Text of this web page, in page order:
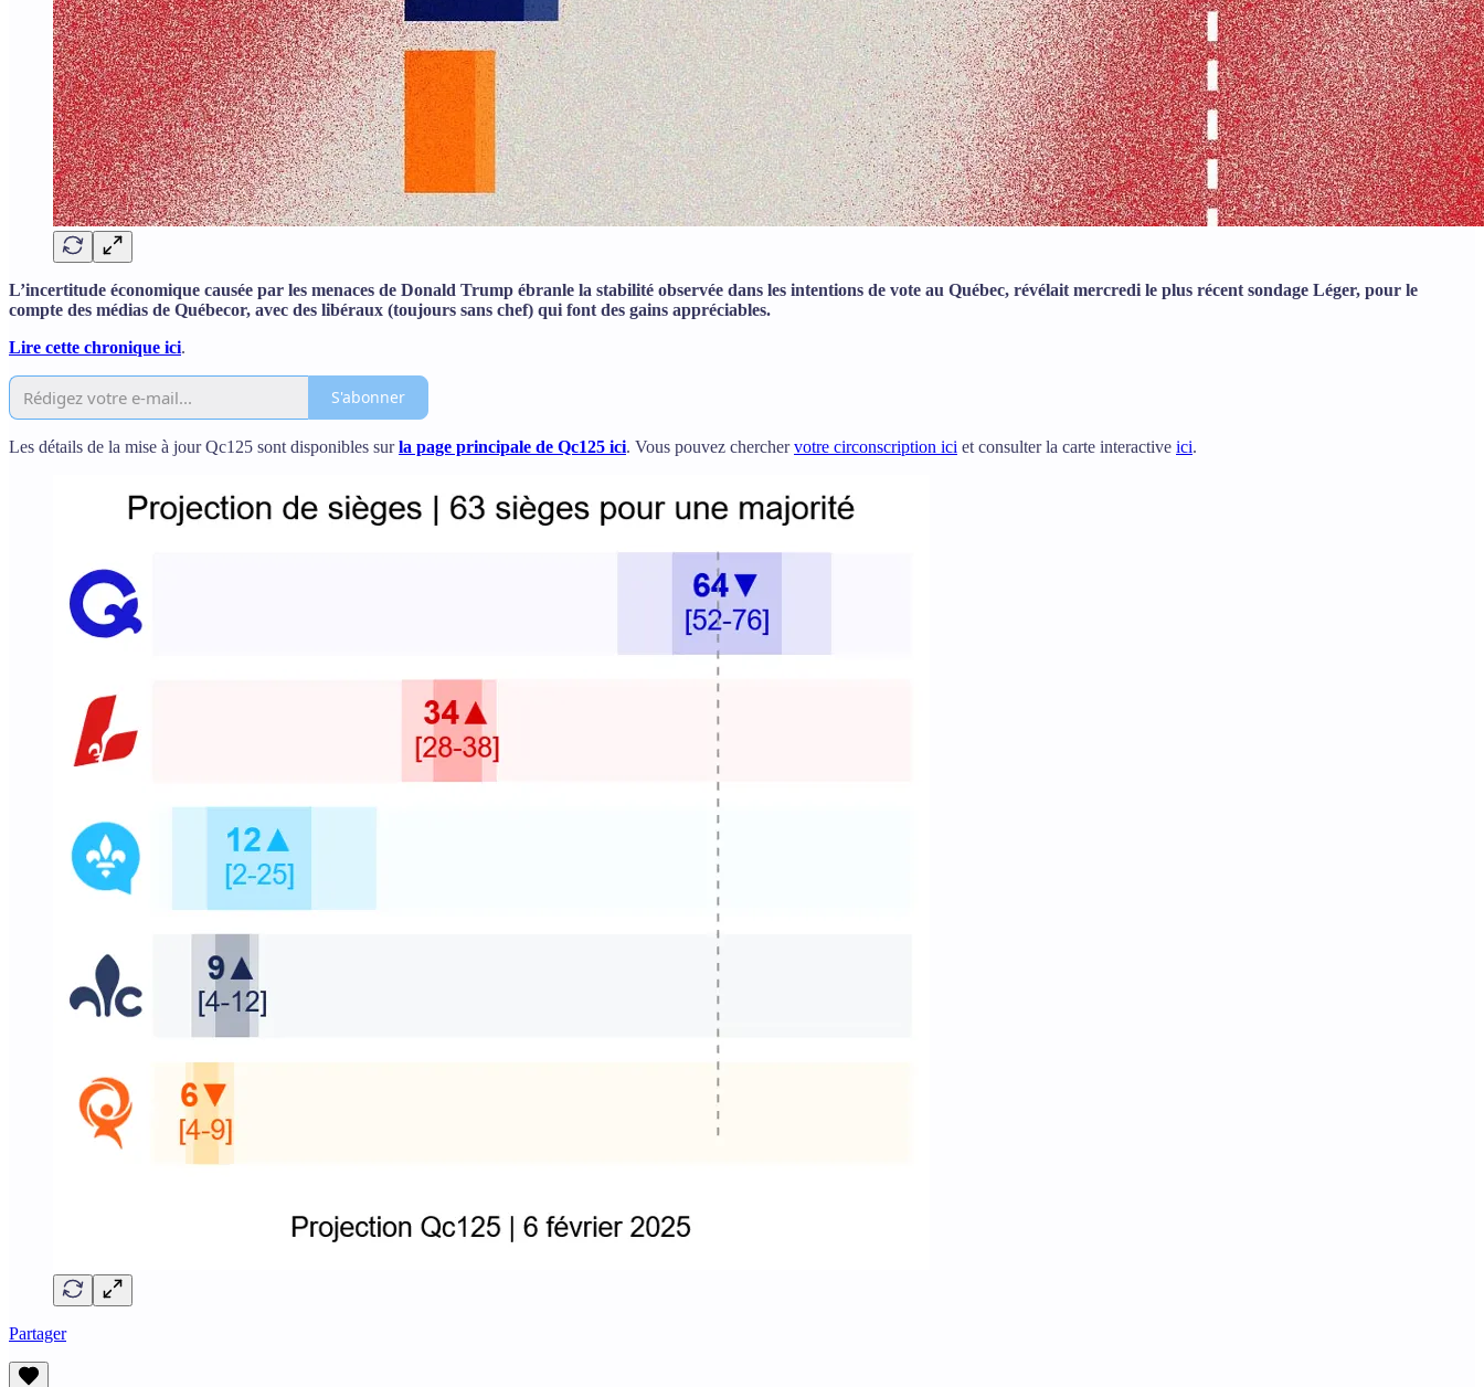
L’incertitude économique causée par les menaces de Donald Trump ébranle la stabilité observée dans les intentions de vote au Québec, révélait mercredi le plus récent sondage Léger, pour le
compte des médias de Québecor, avec des libéraux (toujours sans chef) qui font des gains appréciables.
Lire cette chronique ici.
S'abonner
Les détails de la mise à jour Qc125 sont disponibles surla page principale de Qc125 ici. Vous pouvez cherchervotre circonscription ici et consulter la carte interactive ici.
Partager